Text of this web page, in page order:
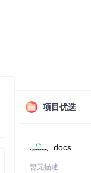
项目优选
docs
暂无描述